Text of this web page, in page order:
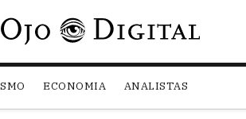
Pasar al contenido principal
ECONOMIA ANALISTAS